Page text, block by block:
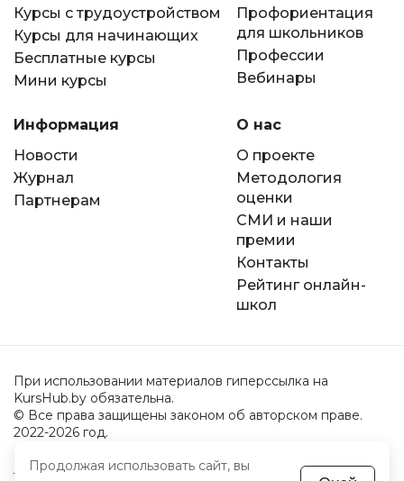
Курсы с трудоустройством
Курсы для начинающих
Бесплатные курсы
Мини курсы
Профориентация
для школьников
Профессии
Вебинары
Информация
Новости
Журнал
Партнерам
О нас
О проекте
Методология
оценки
СМИ и наши
премии
Контакты
Рейтинг онлайн-
школ
При использовании материалов гиперссылка на
KursHub.by обязательна.
© Все права защищены законом об авторском праве.
2022-2026 год.
Пользовательское соглашение
Продолжая использовать сайт, вы